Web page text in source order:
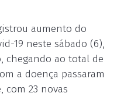
aumento do
19 neste sábado (6),
chegando ao total de
a doença passaram
com 23 novas